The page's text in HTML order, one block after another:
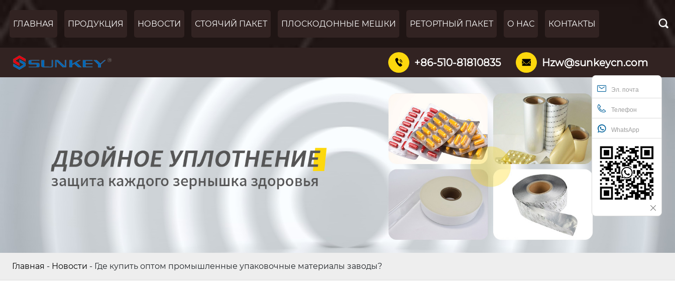
ГЛАВНАЯ ПРОДУКЦИЯ НОВОСТИ СТОЯЧИЙ ПАКЕТ ПЛОСКОДОННЫЕ МЕШКИ РЕТОРТНЫЙ ПАКЕТ О НАС КОНТАКТЫ 
 +86-510-81810835  Hzw@sunkeycn.com
Эл. почта
Телефон
WhatsApp
Главная - Новости - Где купить оптом промышленные упаковочные материалы заводы?